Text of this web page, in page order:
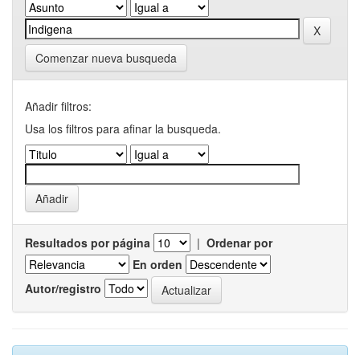
Comenzar nueva busqueda
Añadir filtros:
Usa los filtros para afinar la busqueda.
Resultados por página | Ordenar por
En orden
Autor/registro